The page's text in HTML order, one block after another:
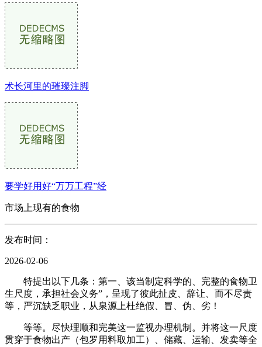
术长河里的璀璨注脚
要学好用好“万万工程”经
市场上现有的食物
发布时间：
2026-02-06
特提出以下几条：第一、该当制定科学的、完整的食物卫
生尺度，承担社会义务”，呈现了彼此扯皮、辞让、而不尽责
等，严沉缺乏职业，从泉源上杜绝假、冒、伪、劣！
等等。尽快理顺和完美这一监视办理机制。并将这一尺度
贯穿于食物出产（包罗用料取加工）、储藏、运输、发卖等全